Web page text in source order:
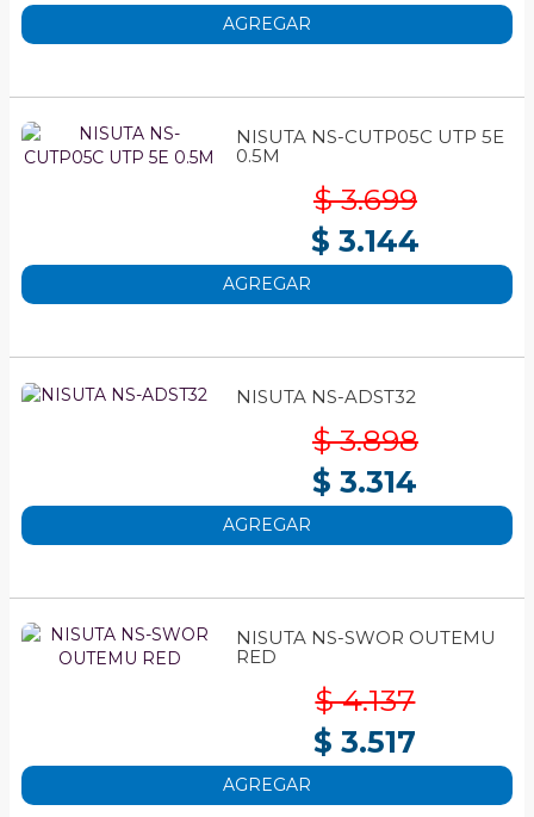
AGREGAR
NISUTA NS-CUTP05C UTP 5E
0.5M
$ 3.699
$ 3.144
AGREGAR
NISUTA NS-ADST32
$ 3.898
$ 3.314
AGREGAR
NISUTA NS-SWOR OUTEMU
RED
$ 4.137
$ 3.517
AGREGAR